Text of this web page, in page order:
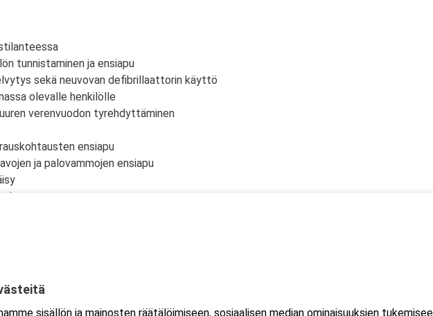
tunnistaminen ja ensiapu
sekä neuvovan defibrillaattorin käyttö
olevalle henkilölle
verenvuodon tyrehdyttäminen
ensiapu
ja palovammojen ensiapu
Koulutus tapahtuu Microsoft Teams-sovelluksella. Voit osallistua
sisällön ja mainosten räätälöimiseen, sosiaalisen median ominaisuuksien